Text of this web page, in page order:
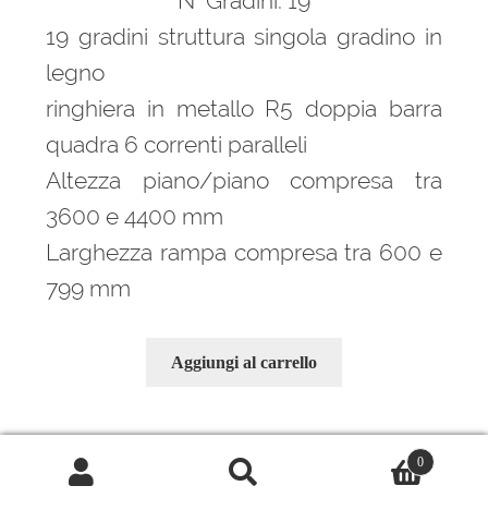
6.004,00 €.
3.899,00 €.
19 gradini struttura singola gradino in
legno
ringhiera in metallo R5 doppia barra
quadra 6 correnti paralleli
Altezza piano/piano compresa tra
3600 e 4400 mm
Larghezza rampa compresa tra 600 e
799 mm
Aggiungi al carrello
0